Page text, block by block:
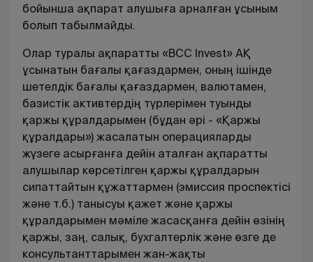
бойынша ақпарат алушыға арналған ұсыным
болып табылмайды.
Олар туралы ақпаратты «BCC Invest» АҚ
ұсынатын бағалы қағаздармен, оның ішінде
шетелдік бағалы қағаздармен, валютамен,
базистік активтердің түрлерімен туынды
қаржы құралдарымен (бұдан әрі - «Қаржы
құралдары») жасалатын операцияларды
жүзеге асырғанға дейін аталған ақпаратты
алушылар көрсетілген қаржы құралдарын
сипаттайтын құжаттармен (эмиссия проспектiсi
және т.б.) танысуы қажет және қаржы
құралдарымен мәмiле жасасқанға дейiн өзiнiң
қаржы, заң, салық, бухгалтерлік және өзге де
консультанттарымен жан-жақты